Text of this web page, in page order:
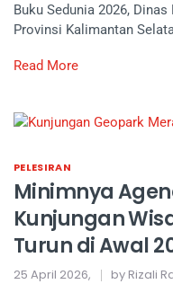
Buku Sedunia 2026,
Provinsi Kalimantan
Read More
PELESIRAN
Minimnya
Kunjungan
Turun di Awal
25 April 2026, by Rizali